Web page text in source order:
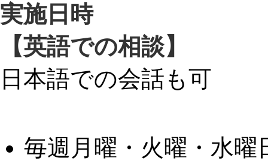
実施日時
【英語での相談】
日本語での会話も可
毎週月曜・火曜・水曜